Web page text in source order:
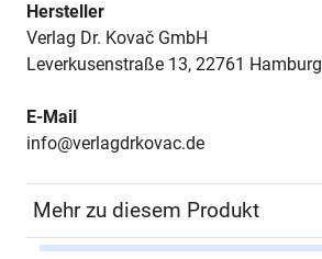
Hersteller
Verlag Dr. Kovač GmbH
Leverkusenstraße 13, 22761 Hamburg
E-Mail
info@verlagdrkovac.de
Mehr zu diesem Produkt